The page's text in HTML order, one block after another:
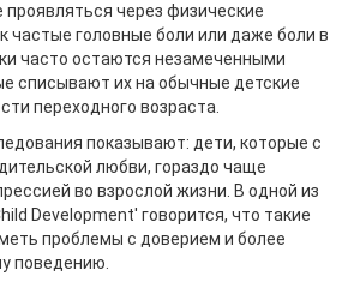
через физические
частые головные боли или даже боли в
часто остаются незамеченными
списывают их на обычные детские
переходного возраста.
показывают: дети, которые с
любви, гораздо чаще
во взрослой жизни. В одной из
Development' говорится, что такие
проблемы с доверием и более
поведению.